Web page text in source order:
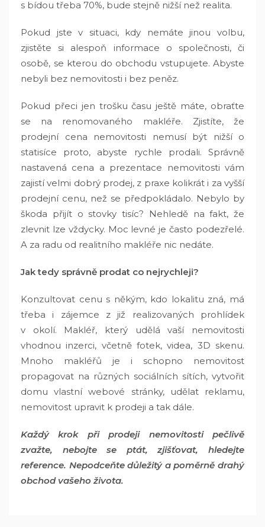
s bídou třeba 70%, bude stejně nižší než realita.
Pokud jste v situaci, kdy nemáte jinou volbu,
zjistěte si alespoň informace o společnosti, či
osobě, se kterou do obchodu vstupujete. Abyste
nebyli bez nemovitosti i bez peněz.
Pokud přeci jen trošku času ještě máte, obraťte
se na renomovaného makléře. Zjistíte, že
prodejní cena nemovitosti nemusí být nižší o
statisíce proto, abyste rychle prodali. Správně
nastavená cena a prezentace nemovitosti vám
zajistí velmi dobrý prodej, z praxe kolikrát i za vyšší
prodejní cenu, než se předpokládalo. Nebylo by
škoda přijít o stovky tisíc? Nehledě na fakt, že
zlevnit lze vždycky. Moc levné je často podezřelé.
A za radu od realitního makléře nic nedáte.
Jak tedy správně prodat co nejrychleji?
Konzultovat cenu s někým, kdo lokalitu zná, má
třeba i zájemce z již realizovaných prohlídek
v okolí. Makléř, který udělá vaší nemovitosti
vhodnou inzerci, včetně fotek, videa, 3D skenu.
Mnoho makléřů je i schopno nemovitost
propagovat na různých sociálních sítích, vytvořit
domu vlastní webové stránky, udělat reklamu,
nemovitost upravit k prodeji a tak dále.
Každý krok při prodeji nemovitosti pečlivě
zvažte, nebojte se ptát, zjišťovat, hledejte
reference. Nepodceňte důležitý a poměrně drahý
obchod vašeho života.